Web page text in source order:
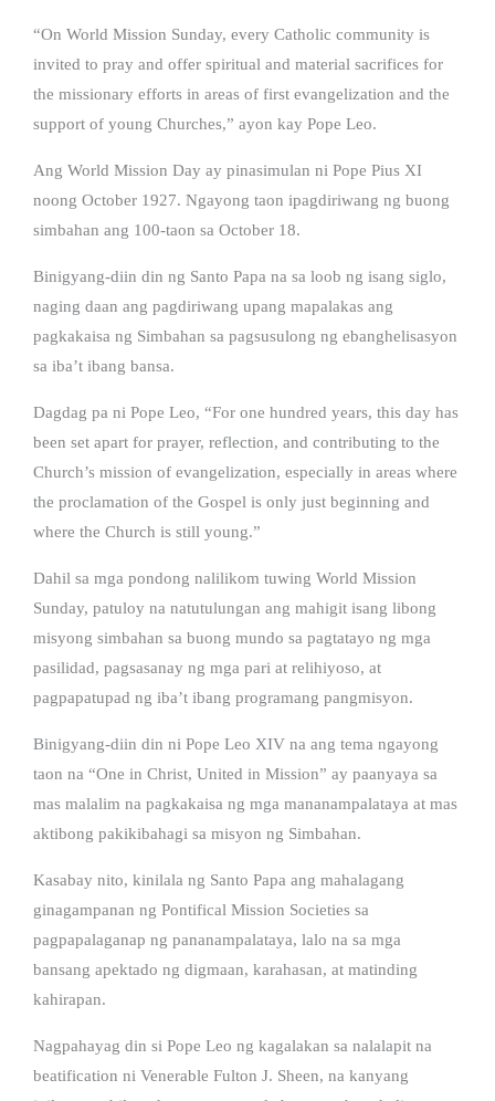
“On World Mission Sunday, every Catholic community is
invited to pray and offer spiritual and material sacrifices for
the missionary efforts in areas of first evangelization and the
support of young Churches,” ayon kay Pope Leo.
Ang World Mission Day ay pinasimulan ni Pope Pius XI
noong October 1927. Ngayong taon ipagdiriwang ng buong
simbahan ang 100-taon sa October 18.
Binigyang-diin din ng Santo Papa na sa loob ng isang siglo,
naging daan ang pagdiriwang upang mapalakas ang
pagkakaisa ng Simbahan sa pagsusulong ng ebanghelisasyon
sa iba’t ibang bansa.
Dagdag pa ni Pope Leo, “For one hundred years, this day has
been set apart for prayer, reflection, and contributing to the
Church’s mission of evangelization, especially in areas where
the proclamation of the Gospel is only just beginning and
where the Church is still young.”
Dahil sa mga pondong nalilikom tuwing World Mission
Sunday, patuloy na natutulungan ang mahigit isang libong
misyong simbahan sa buong mundo sa pagtatayo ng mga
pasilidad, pagsasanay ng mga pari at relihiyoso, at
pagpapatupad ng iba’t ibang programang pangmisyon.
Binigyang-diin din ni Pope Leo XIV na ang tema ngayong
taon na “One in Christ, United in Mission” ay paanyaya sa
mas malalim na pagkakaisa ng mga mananampalataya at mas
aktibong pakikibahagi sa misyon ng Simbahan.
Kasabay nito, kinilala ng Santo Papa ang mahalagang
ginagampanan ng Pontifical Mission Societies sa
pagpapalaganap ng pananampalataya, lalo na sa mga
bansang apektado ng digmaan, karahasan, at matinding
kahirapan.
Nagpahayag din si Pope Leo ng kagalakan sa nalalapit na
beatification ni Venerable Fulton J. Sheen, na kanyang